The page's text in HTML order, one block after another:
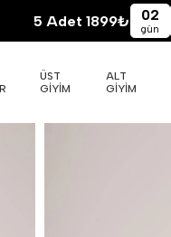
5 Adet 1899₺ 02
gün
ÜST
GİYİM
ALT
GİYİM